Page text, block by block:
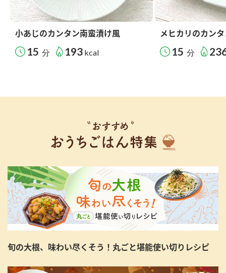
小あじのカンタン南蛮漬け風
15 分 193 kcal
メヒカリのカン
15 分
旬の大根、味わい尽くそう！丸ごと堪能使い切りレシピ